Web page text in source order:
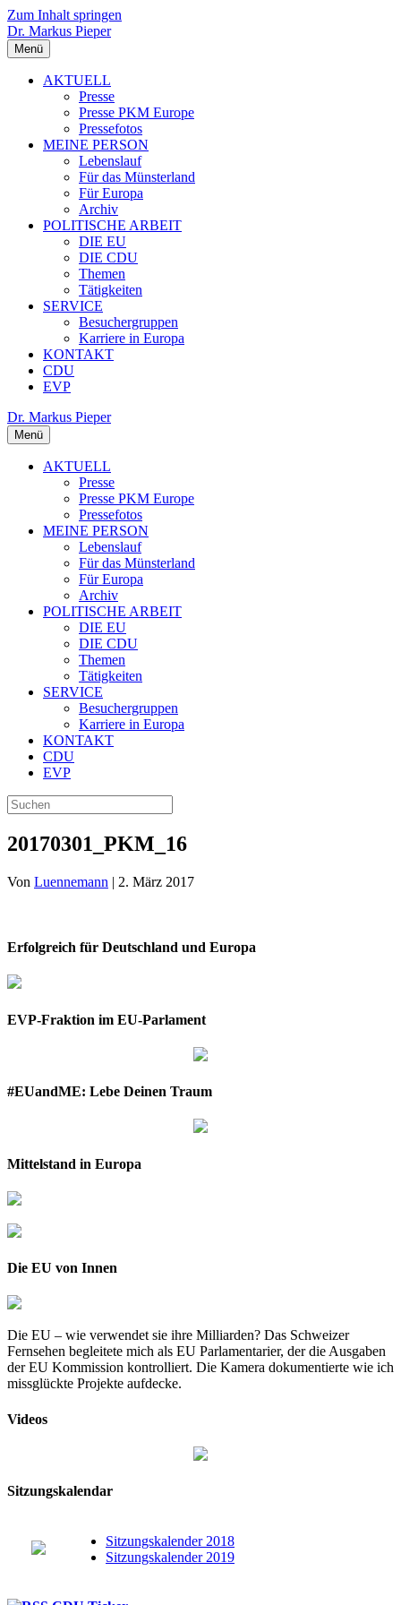
Zum Inhalt springen
Dr. Markus Pieper
Menü
AKTUELL
Presse
Presse PKM Europe
Pressefotos
MEINE PERSON
Lebenslauf
Für das Münsterland
Für Europa
Archiv
POLITISCHE ARBEIT
DIE EU
DIE CDU
Themen
Tätigkeiten
SERVICE
Besuchergruppen
Karriere in Europa
KONTAKT
CDU
EVP
Dr. Markus Pieper
Menü
AKTUELL
Presse
Presse PKM Europe
Pressefotos
MEINE PERSON
Lebenslauf
Für das Münsterland
Für Europa
Archiv
POLITISCHE ARBEIT
DIE EU
DIE CDU
Themen
Tätigkeiten
SERVICE
Besuchergruppen
Karriere in Europa
KONTAKT
CDU
EVP
20170301_PKM_16
Von Luennemann | 2. März 2017
Erfolgreich für Deutschland und Europa
EVP-Fraktion im EU-Parlament
#EUandME: Lebe Deinen Traum
Mittelstand in Europa
Die EU von Innen
Die EU – wie verwendet sie ihre Milliarden? Das Schweizer
Fernsehen begleitete mich als EU Parlamentarier, der die Ausgaben
der EU Kommission kontrolliert. Die Kamera dokumentierte wie ich
missglückte Projekte aufdecke.
Videos
Sitzungskalendar
Sitzungskalender 2018
Sitzungskalender 2019